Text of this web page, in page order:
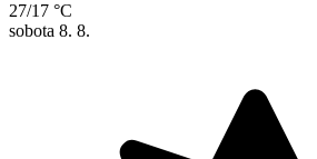
27/17 °C
sobota 8. 8.